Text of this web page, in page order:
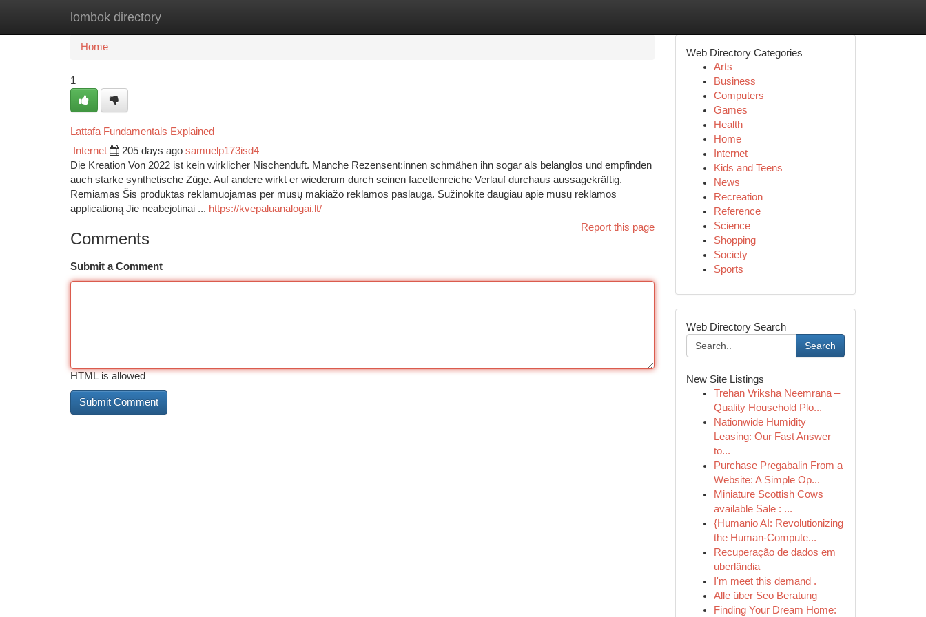
lombok directory
Home New Site Listings
Home
1
Lattafa Fundamentals Explained
Internet 205 days ago samuelp173isd4
Die Kreation Von 2022 ist kein wirklicher Nischenduft. Manche Rezensent:innen schmähen ihn sogar als belanglos und empfinden
auch starke synthetische Züge. Auf andere wirkt er wiederum durch seinen facettenreiche Verlauf durchaus aussagekräftig.
Remiamas Šis produktas reklamuojamas per mūsų makiažo reklamos paslaugą. Sužinokite daugiau apie mūsų reklamos
applicationą Jie neabejotinai ... https://kvepaluanalogai.lt/
Report this page
Comments
Submit a Comment
HTML is allowed
Web Directory Categories
Arts
Business
Computers
Games
Health
Home
Internet
Kids and Teens
News
Recreation
Reference
Science
Shopping
Society
Sports
Web Directory Search
Search
New Site Listings
Trehan Vriksha Neemrana –
Quality Household Plo...
Nationwide Humidity
Leasing: Our Fast Answer
to...
Purchase Pregabalin From a
Website: A Simple Op...
Miniature Scottish Cows
available Sale : ...
{Humanio AI: Revolutionizing
the Human-Compute...
Recuperação de dados em
uberlândia
I'm meet this demand .
Alle über Seo Beratung
Finding Your Dream Home: